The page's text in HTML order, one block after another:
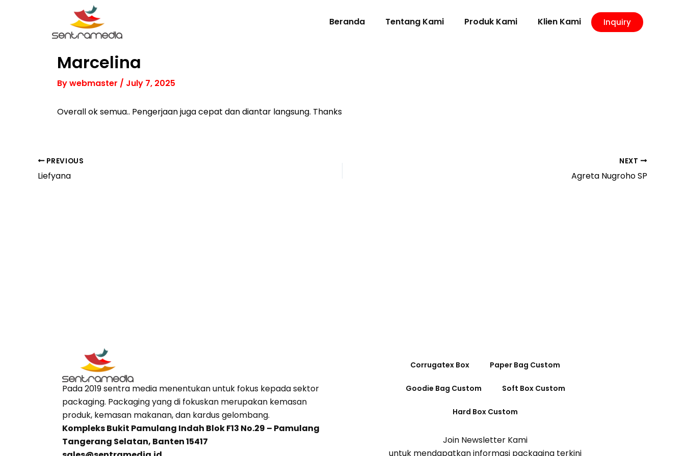
Beranda Tentang Kami Produk Kami Klien Kami Inquiry
Marcelina
Bywebmaster / July 7, 2025
Overall ok semua.. Pengerjaan juga cepat dan diantar langsung. Thanks
PREVIOUS
Liefyana
NEXT
Agreta Nugroho SP
Pada 2019 sentra media menentukan untuk fokus kepada sektor
packaging. Packaging yang di fokuskan merupakan kemasan
produk, kemasan makanan, dan kardus gelombang.
Kompleks Bukit Pamulang Indah Blok F13 No.29 – Pamulang
Tangerang Selatan, Banten 15417
Corrugatex Box Paper Bag Custom
Goodie Bag Custom Soft Box Custom
Hard Box Custom
Join Newsletter Kami
untuk mendapatkan informasi packaging terkini